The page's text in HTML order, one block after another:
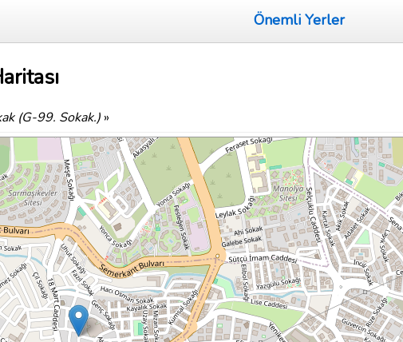
Önemli Yerler
(G-99. Sokak.) »